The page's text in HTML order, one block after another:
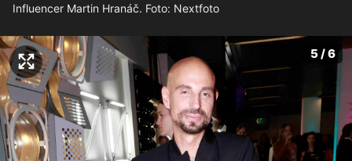
Influencer Martin Hranáč. Foto: Nextfoto
5 / 6